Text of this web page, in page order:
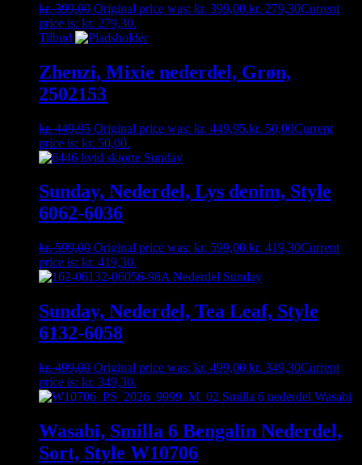
kr.399,00 Original price was: kr. 399,00.kr. 279,30Current
price is: kr. 279,30.
Tilbud
Zhenzi, Mixie nederdel, Grøn,
2502153
kr.449,95 Original price was: kr. 449,95.kr. 50,00Current
price is: kr. 50,00.
Sunday, Nederdel, Lys denim, Style
6062-6036
kr.599,00 Original price was: kr. 599,00.kr. 419,30Current
price is: kr. 419,30.
Sunday, Nederdel, Tea Leaf, Style
6132-6058
kr.499,00 Original price was: kr. 499,00.kr. 349,30Current
price is: kr. 349,30.
Wasabi, Smilla 6 Bengalin Nederdel,
Sort, Style W10706